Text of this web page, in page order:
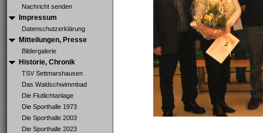
Nachricht senden
Impressum
Datenschutzerklärung
Mitteilungen, Presse
Bildergalerie
Historie, Chronik
TSV Settmarshausen
Das Waldschwimmbad
Die Flutlichtanlage
Die Sporthalle 1973
Die Sporthalle 2003
Die Sporthalle 2023